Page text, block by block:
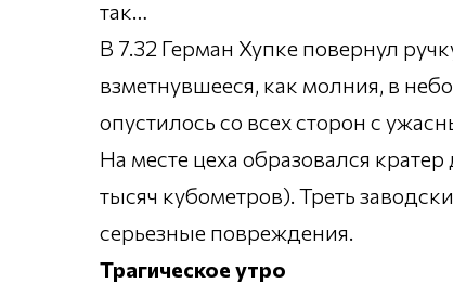
так…
В 7.32 Герман Хупке повернул
взметнувшееся, как молния, в
опустилось со всех сторон с
На месте цеха образовался
тысяч кубометров). Треть
серьезные повреждения.
Трагическое утро